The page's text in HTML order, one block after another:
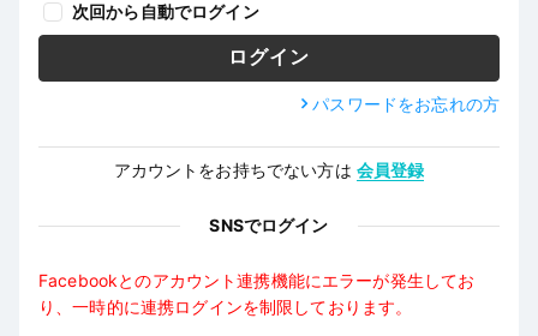
次回から自動でログイン
パスワードをお忘れの方
アカウントをお持ちでない方は 会員登録
SNSでログイン
Facebookとのアカウント連携機能にエラーが発生してお
り、一時的に連携ログインを制限しております。